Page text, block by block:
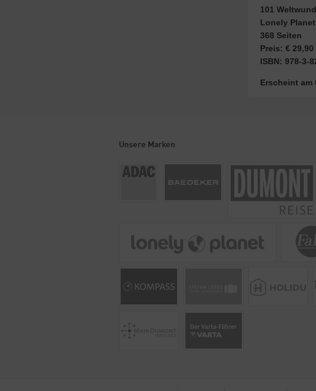
101
Lonely Planet
368 Seiten
Preis: € 29,90
ISBN: 978-3-
Erscheint am
Unsere Marken